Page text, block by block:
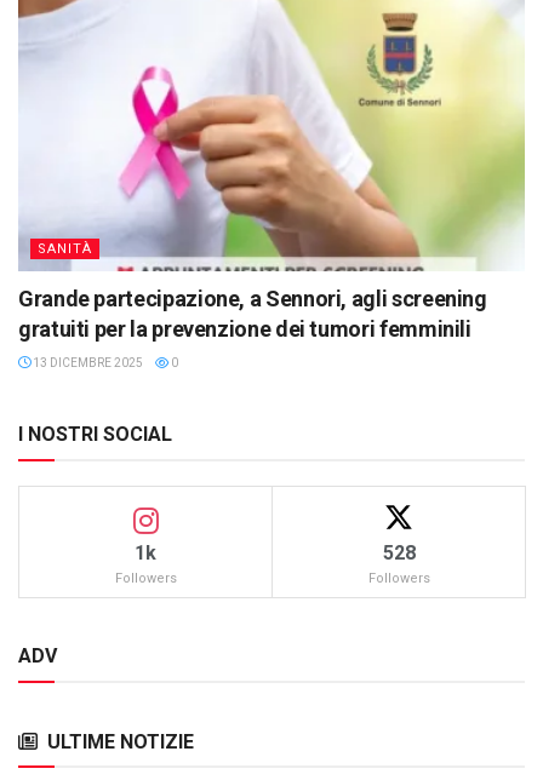
SANITÀ
Grande partecipazione, a Sennori, agli screening
gratuiti per la prevenzione dei tumori femminili
13 DICEMBRE 2025 0
I NOSTRI SOCIAL
1k
Followers
528
Followers
ADV
ULTIME NOTIZIE